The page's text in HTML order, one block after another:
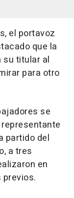
el portavoz
que la
su titular al
para otro
se
partido del
a tres
en